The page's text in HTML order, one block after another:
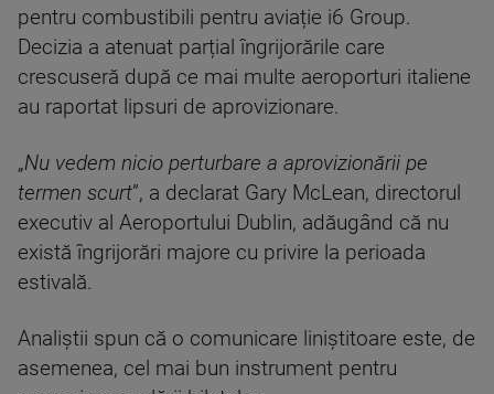
pentru combustibili pentru aviație i6 Group.
Decizia a atenuat parțial îngrijorările care
crescuseră după ce mai multe aeroporturi italiene
au raportat lipsuri de aprovizionare.
„Nu vedem nicio perturbare a aprovizionării pe
termen scurt”, a declarat Gary McLean, directorul
executiv al Aeroportului Dublin, adăugând că nu
există îngrijorări majore cu privire la perioada
estivală.
Analiștii spun că o comunicare liniștitoare este, de
asemenea, cel mai bun instrument pentru